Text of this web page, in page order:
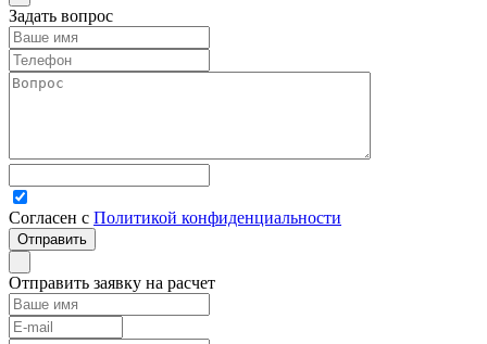
Задать вопрос
Согласен с Политикой конфиденциальности
Отправить заявку на расчет